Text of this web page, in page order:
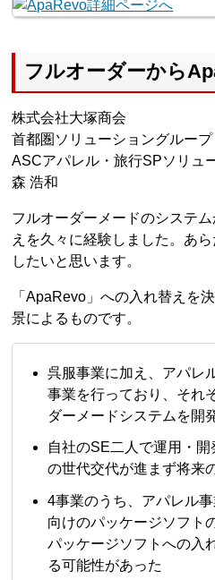
フルオーダーから
株式会社大塚商会
首都圏ソリューショングループ
ASCアパレル・旅行SPソリュ
森 浩和
フルオーダーメードのシステ
えを久々に経験しました。あ
したいと思います。
「ApaRevo」への入れ替えを
景によるものです。
呉服事業に加え、アパレ
事業を行っており、それ
ダーメードシステムを開
自社のSE二人で運用・
の世代交代が進まず将来
4事業のうち、アパレル
向けのパッケージソフト
パッケージソフトへの入
る可能性があった